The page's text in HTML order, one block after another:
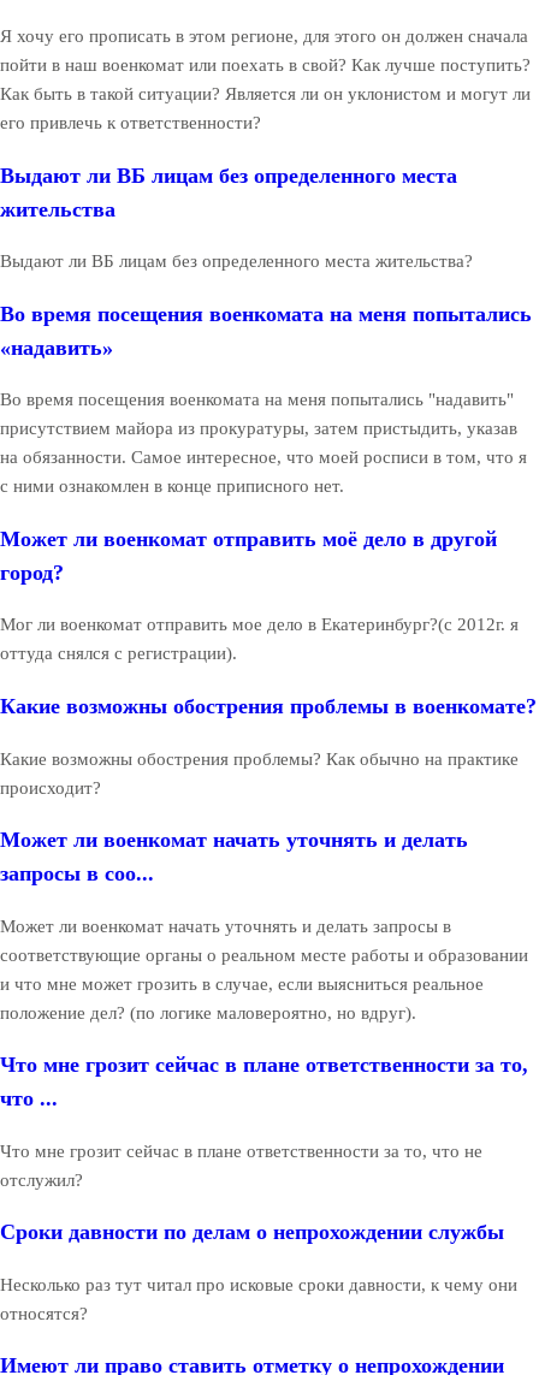
Я хочу его прописать в этом регионе, для этого он должен сначала
пойти в наш военкомат или поехать в свой? Как лучше поступить?
Как быть в такой ситуации? Является ли он уклонистом и могут ли
его привлечь к ответственности?
Выдают ли ВБ лицам без определенного места
жительства
Выдают ли ВБ лицам без определенного места жительства?
Во время посещения военкомата на меня попытались
«надавить»
Во время посещения военкомата на меня попытались "надавить"
присутствием майора из прокуратуры, затем пристыдить, указав
на обязанности. Самое интересное, что моей росписи в том, что я
с ними ознакомлен в конце приписного нет.
Может ли военкомат отправить моё дело в другой
город?
Мог ли военкомат отправить мое дело в Екатеринбург?(с 2012г. я
оттуда снялся с регистрации).
Какие возможны обострения проблемы в военкомате?
Какие возможны обострения проблемы? Как обычно на практике
происходит?
Может ли военкомат начать уточнять и делать
запросы в соо...
Может ли военкомат начать уточнять и делать запросы в
соответствующие органы о реальном месте работы и образовании
и что мне может грозить в случае, если выясниться реальное
положение дел? (по логике маловероятно, но вдруг).
Что мне грозит сейчас в плане ответственности за то,
что ...
Что мне грозит сейчас в плане ответственности за то, что не
отслужил?
Сроки давности по делам о непрохождении службы
Несколько раз тут читал про исковые сроки давности, к чему они
относятся?
Имеют ли право ставить отметку о непрохождении